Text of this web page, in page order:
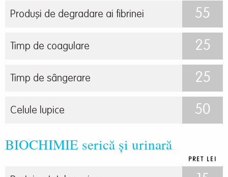
Produși de degradare ai fibrinei 55
Timp de coagulare 25
Timp de sângerare 25
Celule lupice 50
BIOCHIMIE serică și urinară
PRET LEI